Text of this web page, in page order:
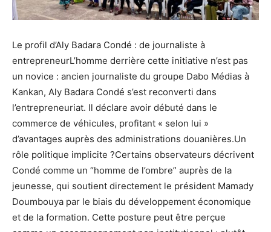
Le profil d’Aly Badara Condé : de journaliste à
entrepreneurL’homme derrière cette initiative n’est pas
un novice : ancien journaliste du groupe Dabo Médias à
Kankan, Aly Badara Condé s’est reconverti dans
l’entrepreneuriat. Il déclare avoir débuté dans le
commerce de véhicules, profitant « selon lui »
d’avantages auprès des administrations douanières.Un
rôle politique implicite ?Certains observateurs décrivent
Condé comme un “homme de l’ombre” auprès de la
jeunesse, qui soutient directement le président Mamady
Doumbouya par le biais du développement économique
et de la formation. Cette posture peut être perçue